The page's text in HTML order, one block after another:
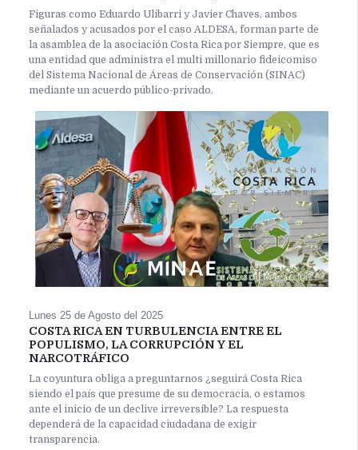
Figuras como Eduardo Ulibarri y Javier Chaves, ambos
señalados y acusados por el caso ALDESA, forman parte de
la asamblea de la asociación Costa Rica por Siempre, que es
una entidad que administra el multi millonario fideicomiso
del Sistema Nacional de Áreas de Conservación (SINAC)
mediante un acuerdo público-privado.
Lunes 25 de Agosto del 2025
COSTA RICA EN TURBULENCIA ENTRE EL
POPULISMO, LA CORRUPCIÓN Y EL
NARCOTRÁFICO
La coyuntura obliga a preguntarnos ¿seguirá Costa Rica
siendo el país que presume de su democracia, o estamos
ante el inicio de un declive irreversible? La respuesta
dependerá de la capacidad ciudadana de exigir
transparencia.